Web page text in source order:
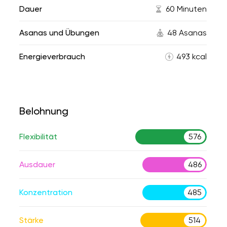
Dauer 60 Minuten
Asanas und Übungen 48 Asanas
Energieverbrauch 493 kcal
Belohnung
Flexibilität 576
Ausdauer 486
Konzentration 485
Stärke 514